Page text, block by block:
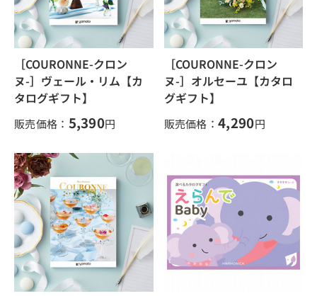
［COURONNE-クロン
ヌ-］ヴェール・リム【カ
タログギフト】
販売価格： 5,390円
［COURONNE-クロン
ヌ-］オルセーユ【カタロ
グギフト】
販売価格： 4,290円